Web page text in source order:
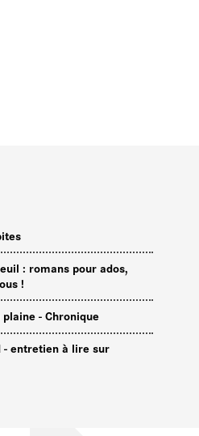
: romans pour ados,
!
- Chronique
- entretien à lire sur